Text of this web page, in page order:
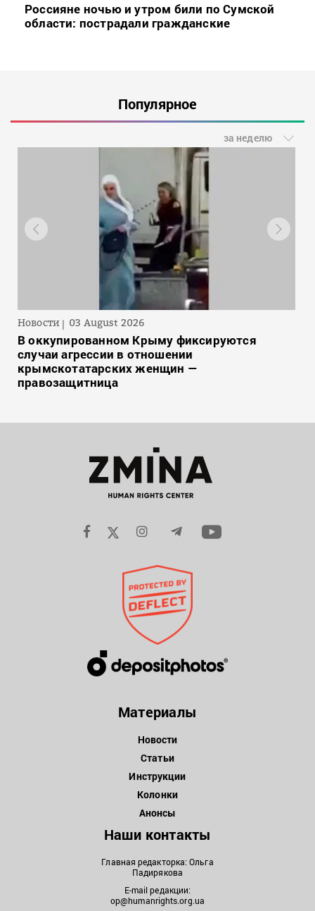
Россияне ночью и утром били по Сумской
области: пострадали гражданские
Популярное
за неделю
Новости 03 August 2026
В оккупированном Крыму фиксируются
случаи агрессии в отношении
крымскотатарских женщин —
правозащитница
Материалы
Новости
Статьи
Инструкции
Колонки
Анонсы
Наши контакты
Главная редакторка: Ольга
Падирякова
E-mail редакции:
op@humanrights.org.ua